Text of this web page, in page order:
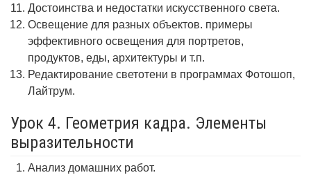
Достоинства и недостатки искусственного света.
Освещение для разных объектов. примеры
эффективного освещения для портретов,
продуктов, еды, архитектуры и т.п.
Редактирование светотени в программах Фотошоп,
Лайтрум.
Урок 4. Геометрия кадра. Элементы
выразительности
Анализ домашних работ.